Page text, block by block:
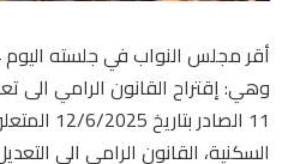
وهي: إقتراح القانون الرامي الى
11 الصادر